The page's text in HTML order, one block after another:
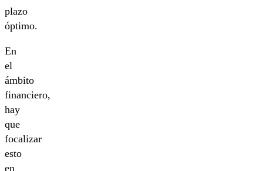
plazo
óptimo.
En
el
ámbito
financiero,
hay
que
focalizar
esto
en